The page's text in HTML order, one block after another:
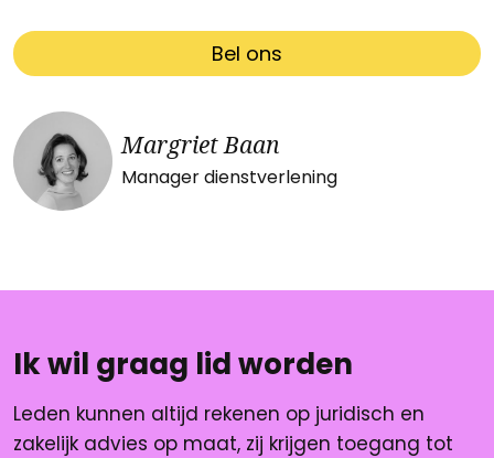
Bel ons
Margriet Baan
Manager dienstverlening
Ik wil graag lid worden
Leden kunnen altijd rekenen op juridisch en
zakelijk advies op maat, zij krijgen toegang tot